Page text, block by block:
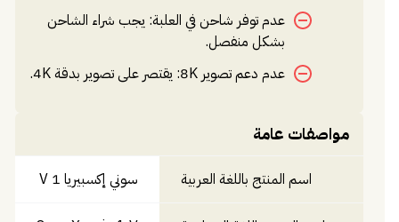
عدم توفر شاحن في العلبة: يجب شراء الشاحن
بشكل منفصل.
عدم دعم تصوير 8K: يقتصر على تصوير بدقة 4K.
مواصفات عامة
اسم المنتج باللغة العربية سوني إكسبيريا 1 V